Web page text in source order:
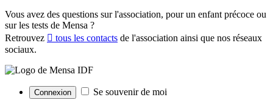
Vous avez des questions sur l'association, pour un enfant précoce ou
sur les tests de Mensa ?
Retrouvez
tous les contacts de l'association ainsi que nos réseaux
sociaux.
Se souvenir de moi